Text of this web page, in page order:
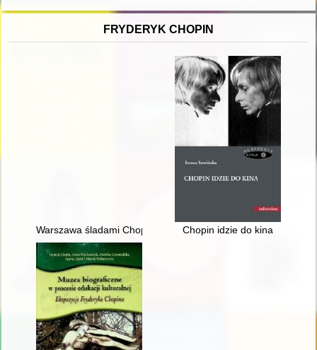
FRYDERYK CHOPIN
Warszawa śladami Chopina. SpacerownikChopin idzie do kina